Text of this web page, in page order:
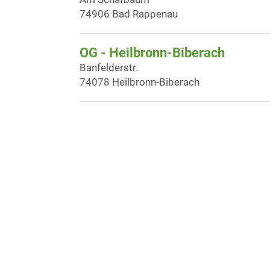
74906 Bad Rappenau
OG - Heilbronn-Biberach
Banfelderstr.
74078 Heilbronn-Biberach